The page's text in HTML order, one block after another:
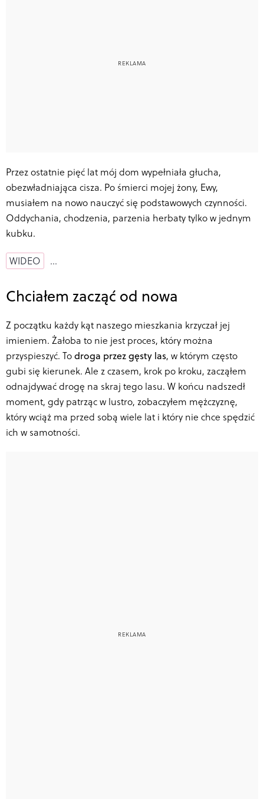
Przez ostatnie pięć lat mój dom wypełniała głucha,
obezwładniająca cisza. Po śmierci mojej żony, Ewy,
musiałem na nowo nauczyć się podstawowych czynności.
Oddychania, chodzenia, parzenia herbaty tylko w jednym
kubku.
WIDEO …
Chciałem zacząć od nowa
Z początku każdy kąt naszego mieszkania krzyczał jej
imieniem. Żałoba to nie jest proces, który można
przyspieszyć. Todroga przez gęsty las, w którym często
gubi się kierunek. Ale z czasem, krok po kroku, zacząłem
odnajdywać drogę na skraj tego lasu. W końcu nadszedł
moment, gdy patrząc w lustro, zobaczyłem mężczyznę,
który wciąż ma przed sobą wiele lat i który nie chce spędzić
ich w samotności.